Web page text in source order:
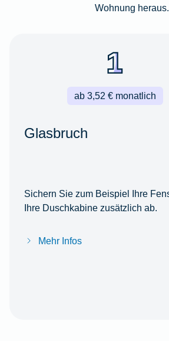
Wohnung heraus.
ab 3,52 € monatlich
Glasbruch
Sichern Sie zum Beispiel Ihre
Ihre Duschkabine zusätzlich ab.
Mehr Infos